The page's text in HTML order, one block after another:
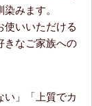
みます。
使いいただける
きなご家族への
い」「上質でカ